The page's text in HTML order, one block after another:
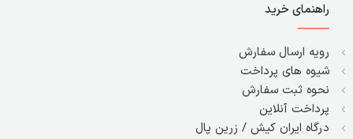
راهنمای خرید
رویه ارسال سفارش
شیوه های پرداخت
نحوه ثبت سفارش
پرداخت آنلاین
درگاه ایران کیش / زرین پال